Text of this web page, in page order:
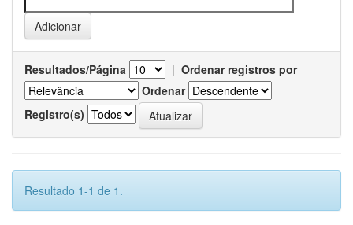
Resultados/Página | Ordenar registros por
Ordenar
Registro(s)
Resultado 1-1 de 1.